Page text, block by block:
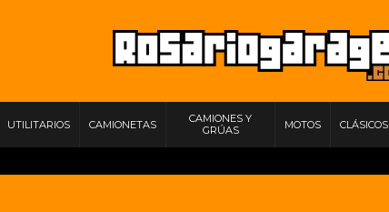
UTILITARIOS CAMIONETAS
CAMIONES Y
GRÚAS
MOTOS CLÁSICOS